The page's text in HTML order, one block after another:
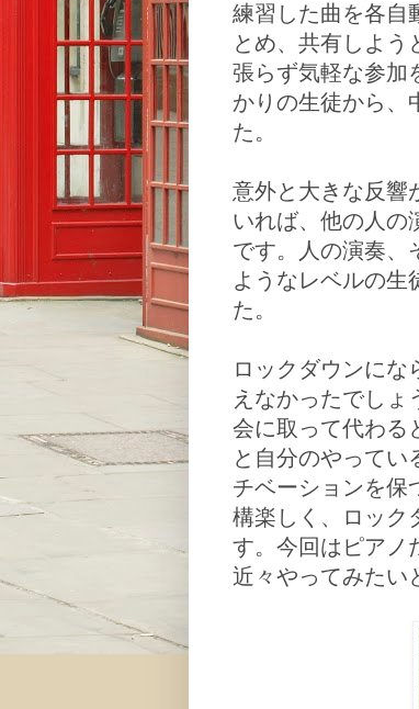
練習した曲を各自
とめ、共有しよう
張らず気軽な参加
かりの生徒から、
た。
意外と大きな反響
いれば、他の人の
です。人の演奏、
ようなレベルの生
た。
ロックダウンにな
えなかったでしょ
会に取って代わる
と自分のやってい
チベーションを保
構楽しく、ロック
す。今回はピアノ
近々やってみたい